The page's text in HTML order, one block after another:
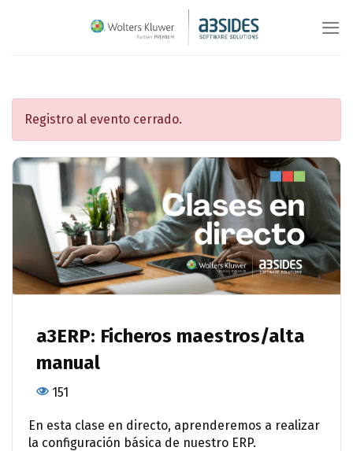
Registro al evento cerrado.
a3ERP: Ficheros maestros/alta
manual
151
En esta clase en directo, aprenderemos a realizar
la configuración básica de nuestro ERP.